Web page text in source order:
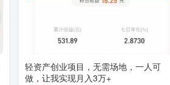
轻资产创业项目，无需场地，一人可
做，让我实现月入3万+